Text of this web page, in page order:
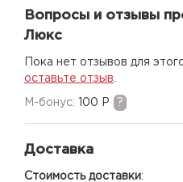
Вопросы и отзывы
Люкс
Пока нет отзывов для
оставьте отзыв
M-бонус: 100 Р ?
Доставка
Стоимость доставки: